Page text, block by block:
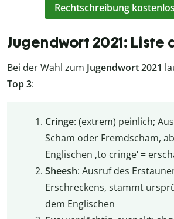
Rechtschreibung
Jugendwort 2021: Liste
Bei der Wahl zum Jugendwort 2021
Top 3:
Cringe: (extrem) peinlich;
Scham oder Fremdscham,
Englischen ‚to cringe‘ =
Sheesh: Ausruf des
Erschreckens, stammt
dem Englischen